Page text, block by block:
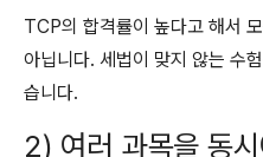
TCP의 합격률이 높다고 해서
아닙니다. 세법이 맞지 않는 수
습니다.
2) 여러 과목을 동